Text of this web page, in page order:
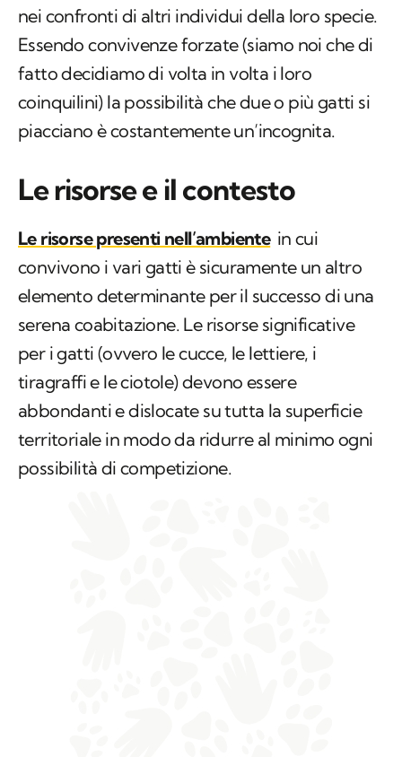
nei confronti di altri individui della loro specie.
Essendo convivenze forzate (siamo noi che di
fatto decidiamo di volta in volta i loro
coinquilini) la possibilità che due o più gatti si
piacciano è costantemente un’incognita.
Le risorse e il contesto
Le risorse presenti nell’ambiente in cui
convivono i vari gatti è sicuramente un altro
elemento determinante per il successo di una
serena coabitazione. Le risorse significative
per i gatti (ovvero le cucce, le lettiere, i
tiragraffi e le ciotole) devono essere
abbondanti e dislocate su tutta la superficie
territoriale in modo da ridurre al minimo ogni
possibilità di competizione.